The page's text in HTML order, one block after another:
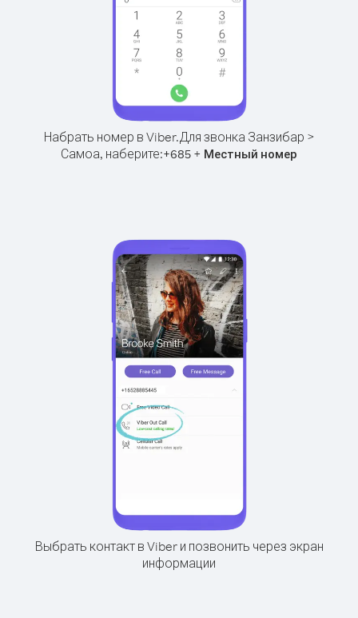
Набрать номер в Viber.Для звонка Занзибар >
Самоа, наберите:+685 + Местный номер
Выбрать контакт в Viber и позвонить через экран
информации